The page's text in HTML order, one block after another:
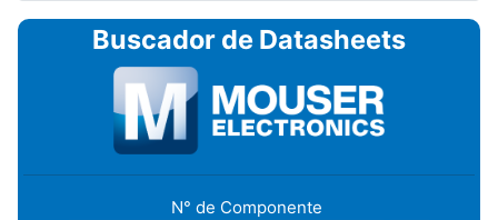
Buscador de Datasheets
N° de Componente